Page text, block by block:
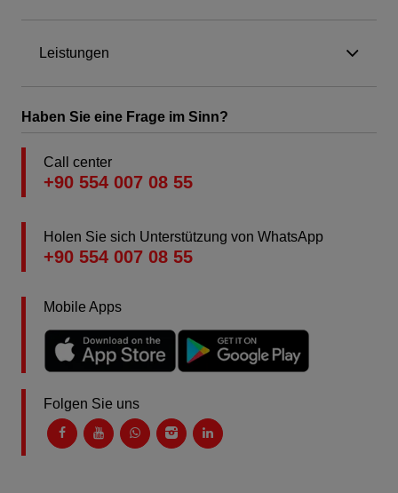
Leistungen
Haben Sie eine Frage im Sinn?
Call center
+90 554 007 08 55
Holen Sie sich Unterstützung von WhatsApp
+90 554 007 08 55
Mobile Apps
Folgen Sie uns